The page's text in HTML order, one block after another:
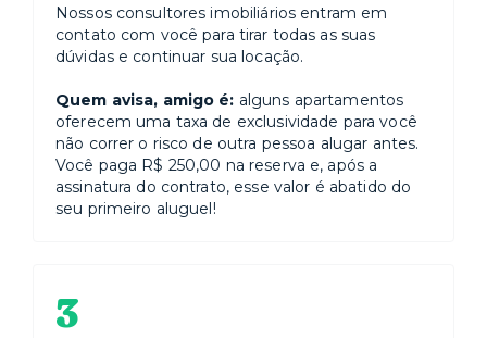
Nossos consultores imobiliários entram em
contato com você para tirar todas as suas
dúvidas e continuar sua locação.
Quem avisa, amigo é: alguns apartamentos
oferecem uma taxa de exclusividade para você
não correr o risco de outra pessoa alugar antes.
Você paga R$ 250,00 na reserva e, após a
assinatura do contrato, esse valor é abatido do
seu primeiro aluguel!
3